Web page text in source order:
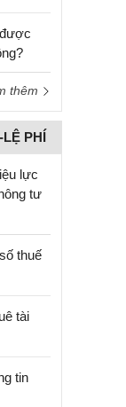
thêm
LỆ PHÍ
lực
tư
thuế
tài
tin